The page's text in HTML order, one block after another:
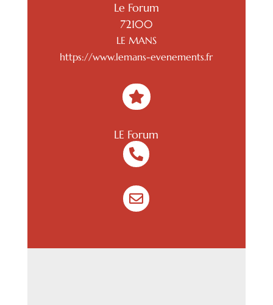
Le Forum
72100
LE MANS
https://www.lemans-evenements.fr

LE Forum

